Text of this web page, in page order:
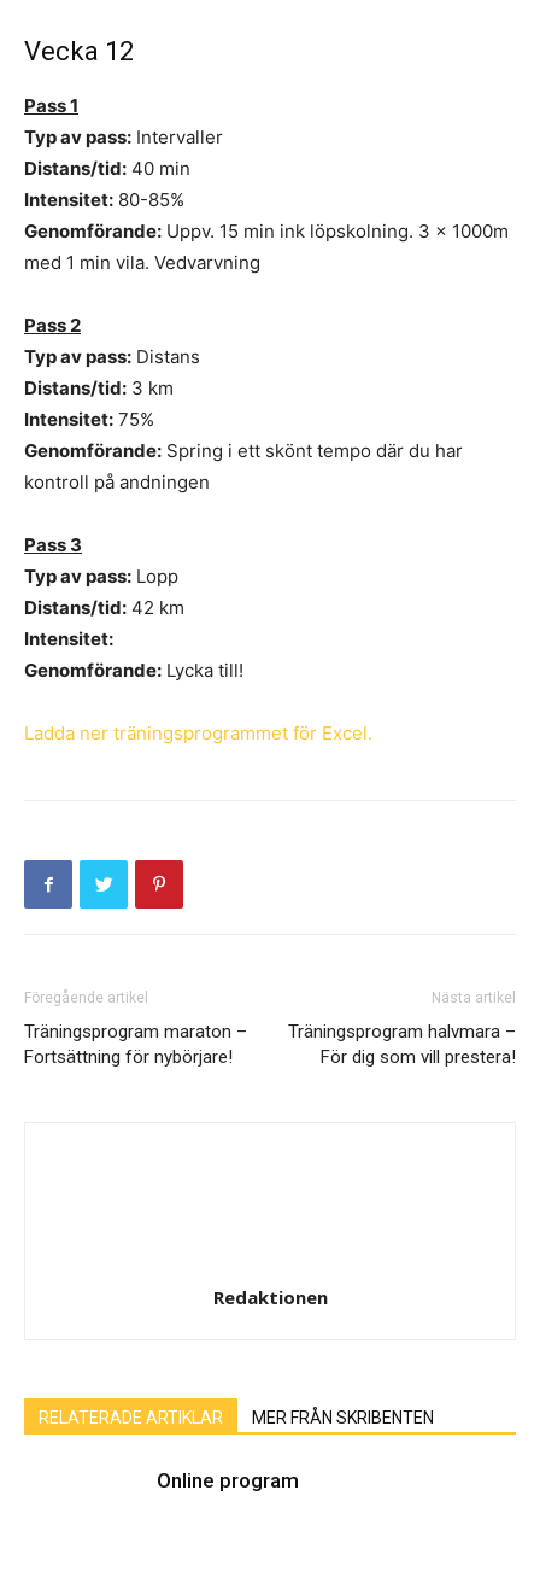
Vecka 12
Pass 1
Typ av pass: Intervaller
Distans/tid: 40 min
Intensitet: 80-85%
Genomförande: Uppv. 15 min ink löpskolning. 3 x 1000m
med 1 min vila. Vedvarvning
Pass 2
Typ av pass: Distans
Distans/tid: 3 km
Intensitet: 75%
Genomförande: Spring i ett skönt tempo där du har
kontroll på andningen
Pass 3
Typ av pass: Lopp
Distans/tid: 42 km
Intensitet:
Genomförande: Lycka till!
Ladda ner träningsprogrammet för Excel.
Föregående artikel
Träningsprogram maraton –
Fortsättning för nybörjare!
Nästa artikel
Träningsprogram halvmara –
För dig som vill prestera!
Redaktionen
RELATERADE ARTIKLAR MER FRÅN SKRIBENTEN
Online program